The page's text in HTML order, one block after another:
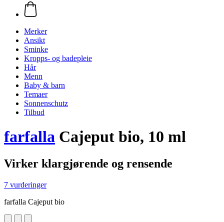
Merker
Ansikt
Sminke
Kropps- og badepleie
Hår
Menn
Baby & barn
Temaer
Sonnenschutz
Tilbud
farfalla Cajeput bio, 10 ml
Virker klargjørende og rensende
7 vurderinger
farfalla Cajeput bio